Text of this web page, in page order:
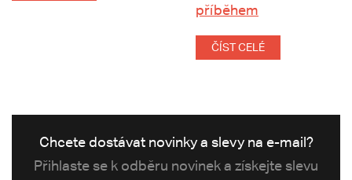
příběhem
ČÍST CELÉ
Chcete dostávat novinky a slevy na e-mail?
Přihlaste se k odběru novinek a získejte slevu